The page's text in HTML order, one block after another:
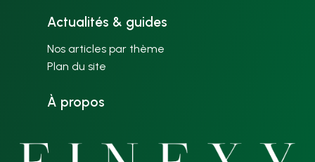
Actualités & guides
Nos articles par thème
Plan du site
À propos